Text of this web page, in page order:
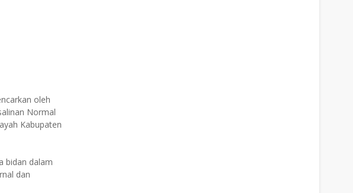
oleh
Normal
Kabupaten
bidan dalam
dan